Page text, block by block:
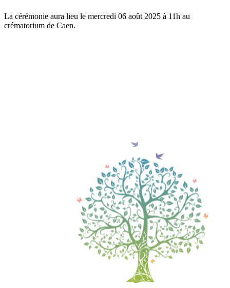
La cérémonie aura lieu le mercredi 06 août 2025 à 11h au
crématorium de Caen.